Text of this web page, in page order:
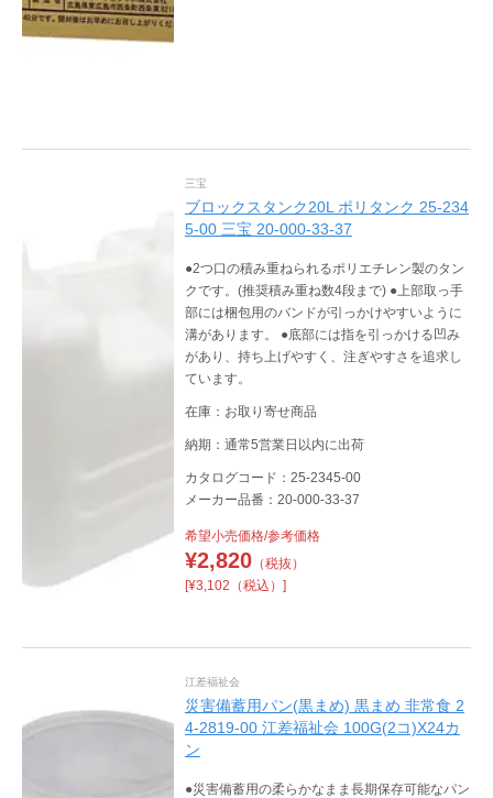
三宝
ブロックスタンク20L ポリタンク 25-234
5-00 三宝 20-000-33-37
●2つ口の積み重ねられるポリエチレン製のタン
クです。(推奨積み重ね数4段まで) ●上部取っ手
部には梱包用のバンドが引っかけやすいように
溝があります。 ●底部には指を引っかける凹み
があり、持ち上げやすく、注ぎやすさを追求し
ています。
在庫：お取り寄せ商品
納期：通常5営業日以内に出荷
カタログコード：25-2345-00
メーカー品番：20-000-33-37
希望小売価格/参考価格
¥2,820（税抜）
[¥3,102（税込）]
江差福祉会
災害備蓄用パン(黒まめ) 黒まめ 非常食 2
4-2819-00 江差福祉会 100G(2コ)X24カ
ン
●災害備蓄用の柔らかなまま長期保存可能なパン